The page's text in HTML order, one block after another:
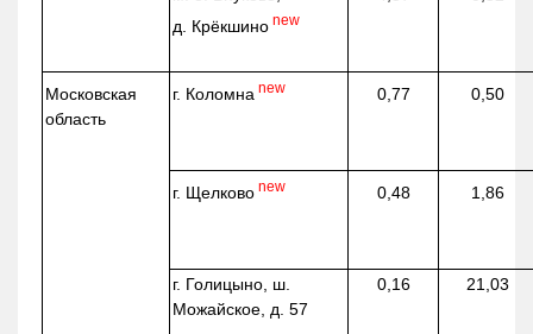
д. Крёкшино new
Московская
область
г. Коломна new 0,77 0,50
г. Щелково new 0,48 1,86
г. Голицыно, ш.
Можайское, д. 57
0,16 21,03